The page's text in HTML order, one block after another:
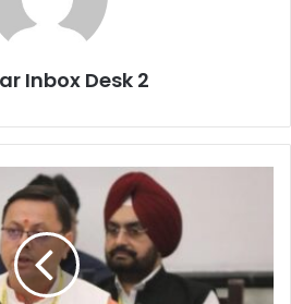
Inbox Desk 2